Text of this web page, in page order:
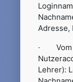
Adresse,
· Vom
Lehrer):